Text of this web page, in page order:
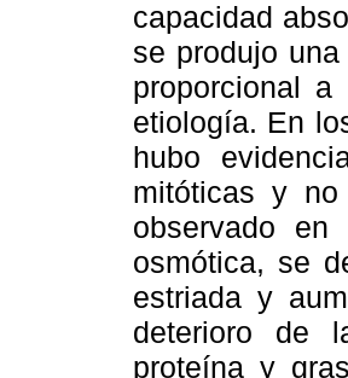
capacidad
se produjo
proporcional
etiología. En
hubo
mitóticas y
observado
osmótica, se
estriada y
deterioro de
proteína y